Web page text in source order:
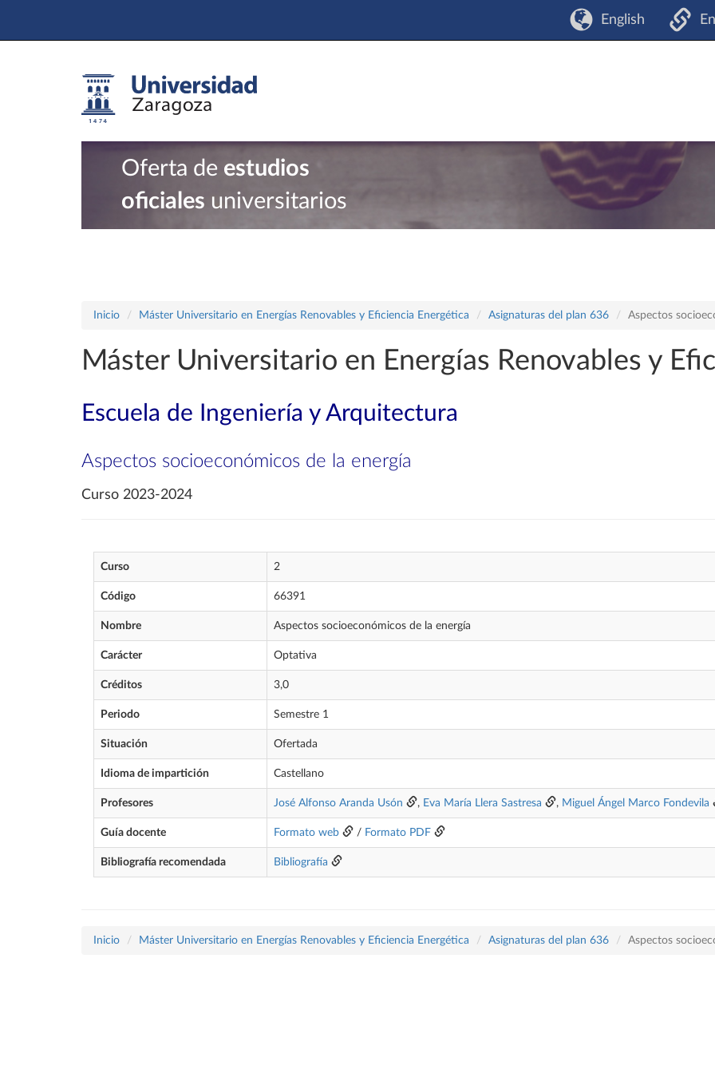
English
Oferta de estudios
oficiales universitarios
Inicio Máster Universitario en Energías Renovables y Eficiencia Energética Asignaturas del plan 636 Aspectos
Máster Universitario en Energías Renovables y
Escuela de Ingeniería y Arquitectura
Aspectos socioeconómicos de la energía
Curso 2023-2024
Curso 2
Código 66391
Nombre Aspectos socioeconómicos de la energía
Carácter Optativa
Créditos 3,0
Periodo Semestre 1
Situación Ofertada
Idioma de impartición Castellano
Profesores José Alfonso Aranda Usón , Eva María Llera Sastresa , Miguel Ángel Marco Fondevila
Guía docente Formato web / Formato PDF
Bibliografía recomendada Bibliografía
Inicio Máster Universitario en Energías Renovables y Eficiencia Energética Asignaturas del plan 636 Aspectos